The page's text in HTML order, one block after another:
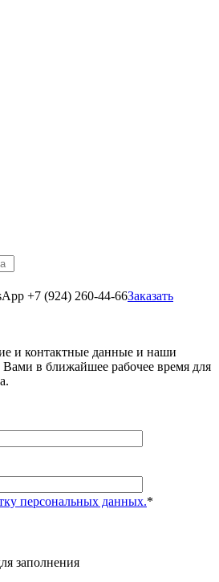
+7 (924) 260-44-66Заказать
и контактные данные и наши
в ближайшее рабочее время для
персональных данных.*
заполнения